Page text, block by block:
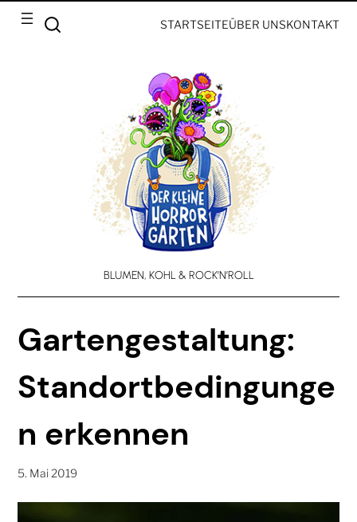
STARTSEITEÜBER UNSKONTAKT
BLUMEN, KOHL & ROCK’N’ROLL
Gartengestaltung:
Standortbedingunge
n erkennen
5. Mai 2019